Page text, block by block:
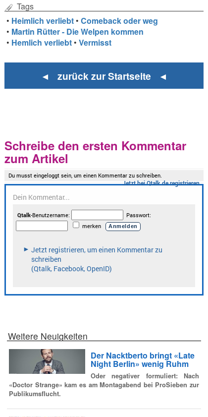
Tags
• Heimlich verliebt •Comeback oder weg
• Martin Rütter - Die Welpen kommen
• Hemlich verliebt •Vermisst
◄ zurück zur Startseite ◄
Schreibe den ersten Kommentar
zum Artikel
Weitere Neuigkeiten
Der Nacktberto bringt «Late
Night Berlin» wenig Ruhm
Oder negativer formuliert: Nach
«Doctor Strange» kam es am Montagabend bei ProSieben zur
Publikumsflucht.